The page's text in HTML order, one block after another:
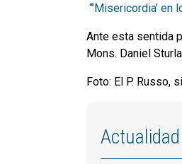
“’Misericordia’
Ante esta sentida
Mons. Daniel
Foto: El P. Russo,
Actualidad